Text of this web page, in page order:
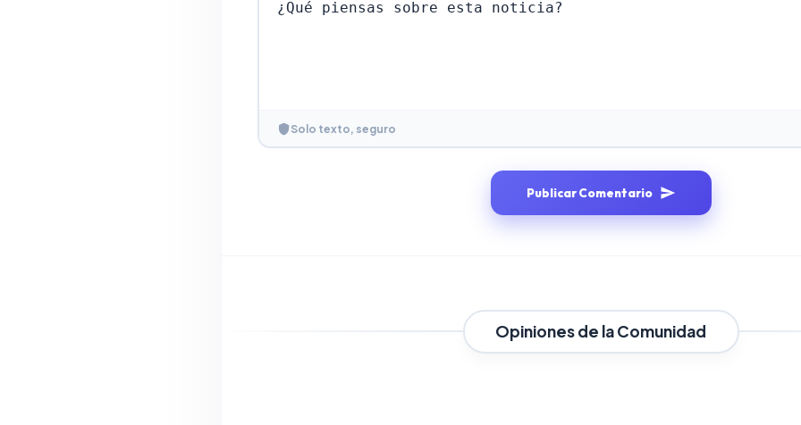
Solo texto, seguro
Publicar Comentario
Opiniones de la Comunidad